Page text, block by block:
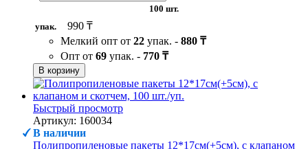
100 шт.
упак.
990 ₸
Мелкий опт от 22 упак. - 880 ₸
Опт от 69 упак. - 770 ₸
В корзину
Быстрый просмотр
Артикул: 160034
В наличии
Полипропиленовые пакеты 12*17см(+5см), с клапаном